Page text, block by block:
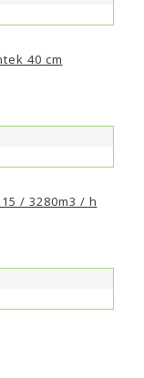
40 cm
/ 3280m3 / h